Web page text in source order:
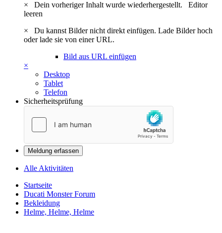
×
Dein vorheriger Inhalt wurde wiederhergestellt. Editor
leeren
×
Du kannst Bilder nicht direkt einfügen. Lade Bilder hoch
oder lade sie von einer URL.
Bild aus URL einfügen
×
Desktop
Tablet
Telefon
Sicherheitsprüfung
Meldung erfassen
Alle Aktivitäten
Startseite
Ducati Monster Forum
Bekleidung
Helme, Helme, Helme